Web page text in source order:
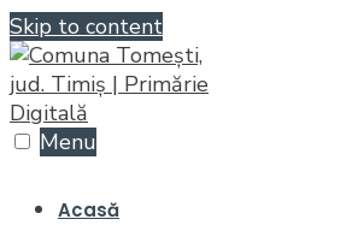
Skip to content
Menu
Acasă